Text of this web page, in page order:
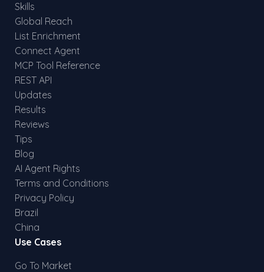
Skills
Global Reach
List Enrichment
Connect Agent
MCP Tool Reference
REST API
Updates
Results
Reviews
Tips
Blog
AI Agent Rights
Terms and Conditions
Privacy Policy
Brazil
China
Use Cases
Go To Market